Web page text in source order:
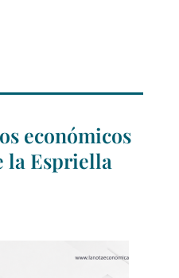
económicos
la Espriella